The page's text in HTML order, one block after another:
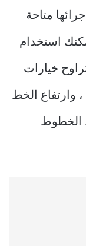
متاحة
استخدام
خيارات
الخط
الخطوط